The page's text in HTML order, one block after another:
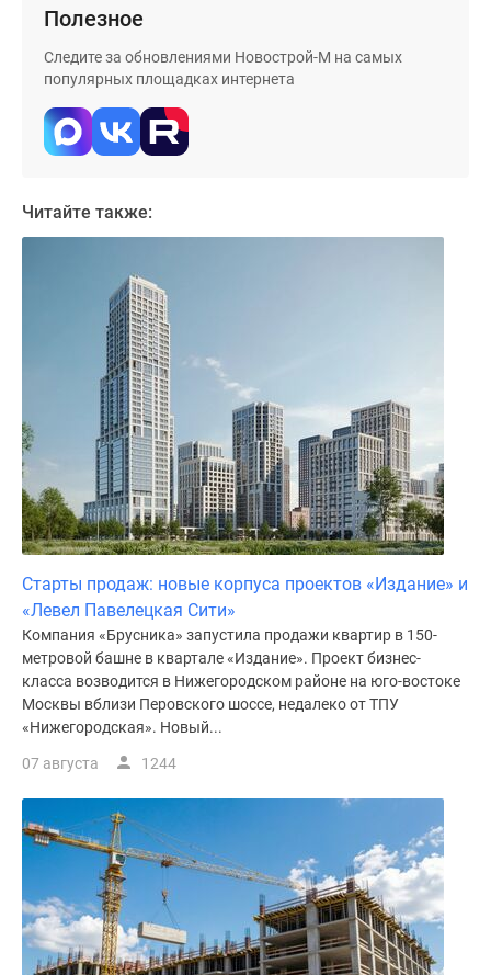
коттеджи
Коттеджные
поселки
Москве
Коттеджные
лесу
Коттеджные
поселки
Коттеджные
поселки
ипотеку
Бизнес-
центры
Коттеджи
акции
Макс
Полезное
Следите за обновлениями Новострой-М на самых
популярных площадках интернета
Читайте также:
Старты продаж: новые корпуса проектов «Издание» и
«Левел Павелецкая Сити»
Компания «Брусника» запустила продажи квартир в 150-
метровой башне в квартале «Издание». Проект бизнес-
класса возводится в Нижегородском районе на юго-востоке
Москвы вблизи Перовского шоссе, недалеко от ТПУ
«Нижегородская». Новый...
07 августа 1244